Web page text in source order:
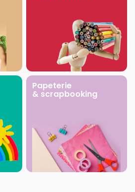
Papeterie
& scrapbooking